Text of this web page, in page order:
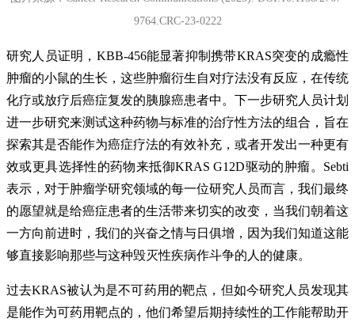
9764.CRC-23-0222
研究人员证明，KBB-456能显著抑制携带KRAS突变的成瘾性
肿瘤的小鼠的生长，这些肿瘤衍生自对疗法没有反应，在传统
化疗或放疗后癌症复发的胰腺癌患者中。下一步研究人员计划
进一步研究来测试这种药物与标准的治疗性方法的组合，旨在
探索其是否能作为癌症疗法的有效补充，或者开发出一种更有
效或更具选择性的药物来抵御KRAS G12D驱动的肿瘤。Sebti
表示，对于肿瘤学研究领域的每一位研究人员而言，我们最终
的愿望就是给癌症患者的生活带来切实的改变，当我们朝着这
一方向前进时，我们的兴奋之情与日俱增，因为我们知道这能
够直接影响那些与这种毁灭性疾病作斗争的人的健康。
过去KRAS被认为是不可药用的靶点，但如今研究人员发现其
是能作为可药用靶点的，他们希望后期持续性的工作能帮助开